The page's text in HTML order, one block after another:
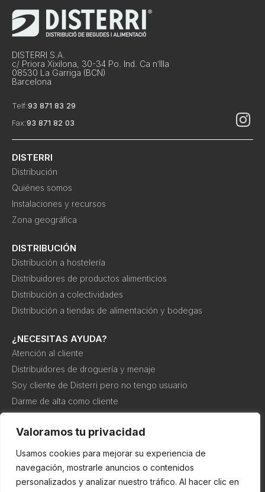
Valoramos tu privacidad
Usamos cookies para mejorar su experiencia de
navegación, mostrarle anuncios o contenidos
personalizados y analizar nuestro tráfico. Al hacer clic en
DISTERRI S.A.
c/ Priora Xixilona, 30-34 Po. Ind. Ca n’Illa
08530 La Garriga (BCN)
Barcelona
Telf:93 871 83 29
Fax:93 871 82 03
DISTERRI
Distribución
Quiénes somos
Instalaciones y recursos
Zona geográfica
DISTRIBUCIÓN
Distribución a hostelería
Distribuidores de productos alimenticios
Distribución a colectividades
Distribución a tiendas de alimentación y bodegas
¿NECESITAS AYUDA?
Atención al cliente
Distribuidores de droguería y menaje
Soy cliente de Disterri pero no tengo usuario
Darme de alta como cliente
Política de
cookies
Política de
privacidad
Condiciones de
compra